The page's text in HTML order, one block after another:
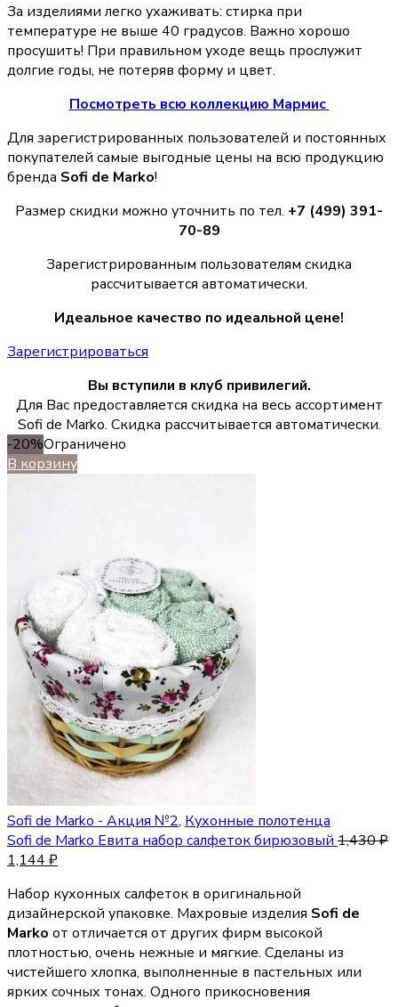
За изделиями легко ухаживать: стирка при
температуре не выше 40 градусов. Важно хорошо
просушить! При правильном уходе вещь прослужит
долгие годы, не потеряв форму и цвет.
Посмотреть всю коллекцию Мармис
Для зарегистрированных пользователей и постоянных
покупателей самые выгодные цены на всю продукцию
бренда Sofi de Marko!
Размер скидки можно уточнить по тел. +7 (499) 391-
70-89
Зарегистрированным пользователям скидка
рассчитывается автоматически.
Идеальное качество по идеальной цене!
Зарегистрироваться
Вы вступили в клуб привилегий.
Для Вас предоставляется скидка на весь ассортимент
Sofi de Marko. Скидка рассчитывается автоматически.
-20%Ограничено
В корзину
Sofi de Marko - Акция №2, Кухонные полотенца
Sofi de Marko Евита набор салфеток бирюзовый 1,430₽
1,144 ₽
Набор кухонных салфеток в оригинальной
дизайнерской упаковке. Махровые изделия Sofi de
Marko от отличается от других фирм высокой
плотностью, очень нежные и мягкие. Сделаны из
чистейшего хлопка, выполненные в пастельных или
ярких сочных тонах. Одного прикосновения